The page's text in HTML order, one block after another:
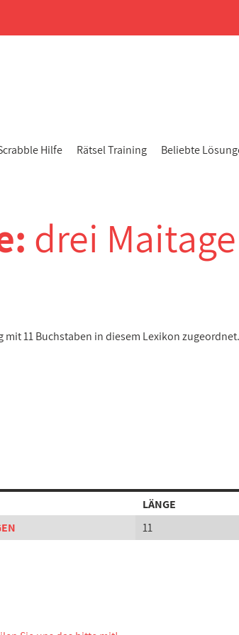
Hilfe Rätsel Training Beliebte
drei Maitage
mit 11 Buchstaben in diesem Lexikon zugeordnet.
LÄNGE
11